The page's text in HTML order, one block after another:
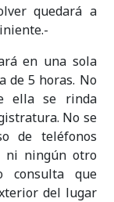
quedará a
en una sola
de 5 horas. No
ella se rinda
No se
de teléfonos
ni ningún otro
consulta que
del lugar